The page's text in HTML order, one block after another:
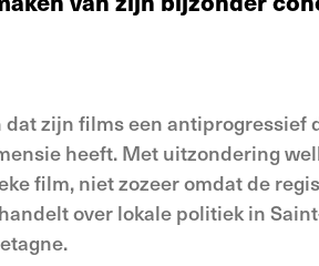
zijn films een
heeft. Met uitzondering
film, niet zozeer omdat de
over lokale politiek in